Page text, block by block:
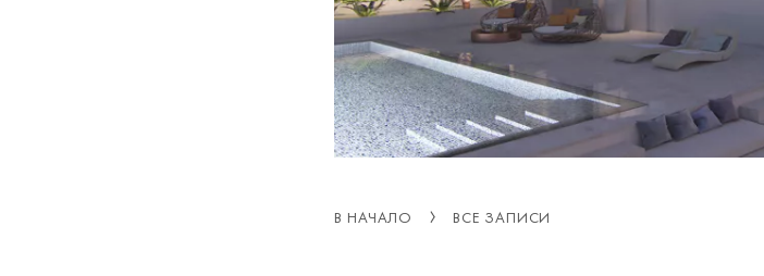
В НАЧАЛО ВСЕ ЗАПИСИ